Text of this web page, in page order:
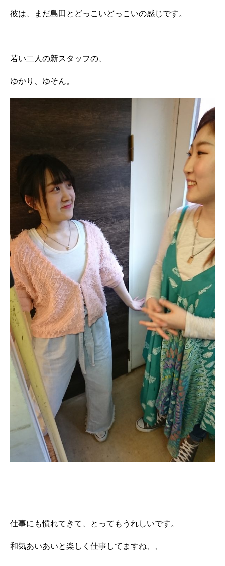
彼は、まだ島田とどっこいどっこいの感じです。
若い二人の新スタッフの、
ゆかり、ゆそん。
仕事にも慣れてきて、とってもうれしいです。
和気あいあいと楽しく仕事してますね、、